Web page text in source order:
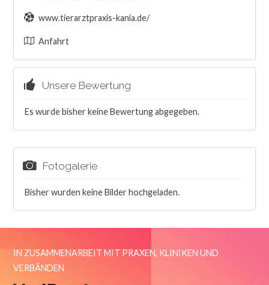
www.tierarztpraxis-kania.de/
Anfahrt
Unsere Bewertung
Es wurde bisher keine Bewertung abgegeben.
Fotogalerie
Bisher wurden keine Bilder hochgeladen.
IN ZUSAMMENARBEIT MIT PRAXEN, KLINIKEN UND
VERBÄNDEN